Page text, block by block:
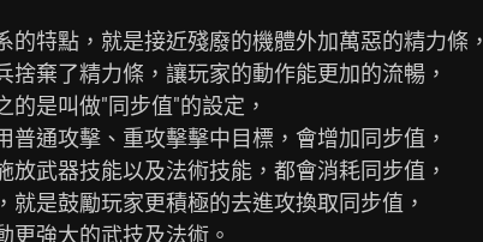
的特點，就是接近殘廢的機體外加萬惡的精力條，
捨棄了精力條，讓玩家的動作能更加的流暢，
的是叫做"同步值"的設定，
普通攻擊、重攻擊擊中目標，會增加同步值，
放武器技能以及法術技能，都會消耗同步值，
就是鼓勵玩家更積極的去進攻換取同步值，
更強大的武技及法術。